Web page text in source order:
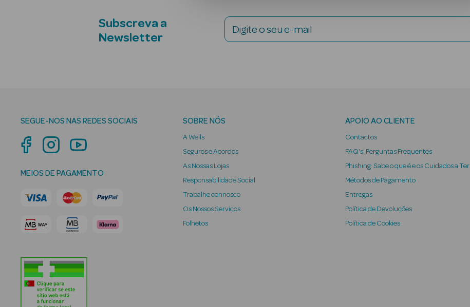
Subscreva a
Newsletter
Digite o seu e-mail
SEGUE-NOS NAS REDES SOCIAIS
MEIOS DE PAGAMENTO
SOBRE NÓS
A Wells
Seguros e Acordos
As Nossas Lojas
Responsabilidade Social
Trabalhe connosco
Os Nossos Serviços
Folhetos
APOIO AO CLIENTE
Contactos
FAQ's: Perguntas Frequentes
Phishing: Sabe o que é e os Cuidados a Ter
Métodos de Pagamento
Entregas
Política de Devoluções
Política de Cookies